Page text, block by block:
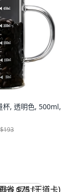
杯, 透明色, 500ml,
$193
$75 (王道卡)